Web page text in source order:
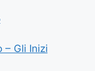
– Gli Inizi